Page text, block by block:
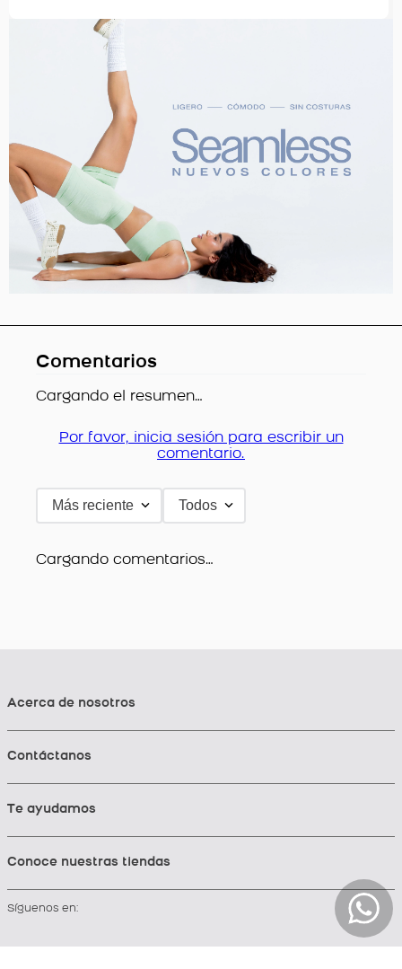
Comentarios
Cargando el resumen…
Por favor, inicia sesión para escribir un
comentario.
Más reciente Todos
Cargando comentarios…
Acerca de nosotros
Contáctanos
Te ayudamos
Conoce nuestras tiendas
Síguenos en: